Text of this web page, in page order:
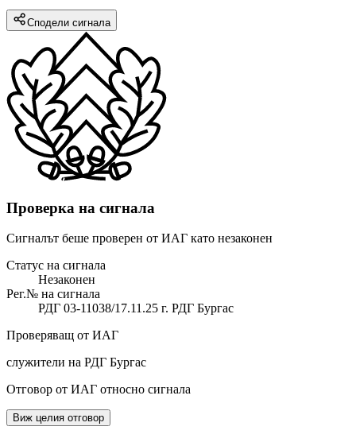
Сподели сигнала
Проверка на сигнала
Сигналът беше проверен от ИАГ като незаконен
Статус на сигнала
Незаконен
Рег.№ на сигнала
РДГ 03-11038/17.11.25 г. РДГ Бургас
Проверяващ от ИАГ
служители на РДГ Бургас
Отговор от ИАГ относно сигнала
Виж целия отговор